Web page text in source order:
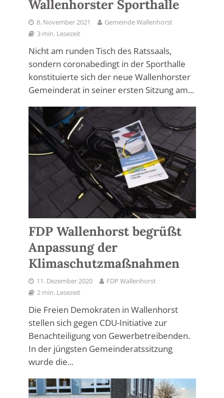
Wallenhorster Sporthalle
8. November 2021
Gemeinde Wallenhorst
3 min. Lesezeit
Nicht am runden Tisch des Ratssaals,
sondern coronabedingt in der Sporthalle
konstituierte sich der neue Wallenhorster
Gemeinderat in seiner ersten Sitzung am...
FDP Wallenhorst begrüßt
Anpassung der
Klimaschutzmaßnahmen
11. Dezember 2020
FDP Wallenhorst
2 min. Lesezeit
Die Freien Demokraten in Wallenhorst
stellen sich gegen CDU-Initiative zur
Benachteiligung von Gewerbetreibenden.
In der jüngsten Gemeinderatssitzung
wurde die...